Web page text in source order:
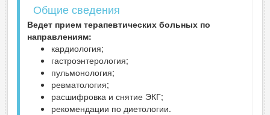
Общие сведения
Ведет прием терапевтических больных по
направлениям:
кардиология;
гастроэнтерология;
пульмонология;
ревматология;
расшифровка и снятие ЭКГ;
рекомендации по диетологии.